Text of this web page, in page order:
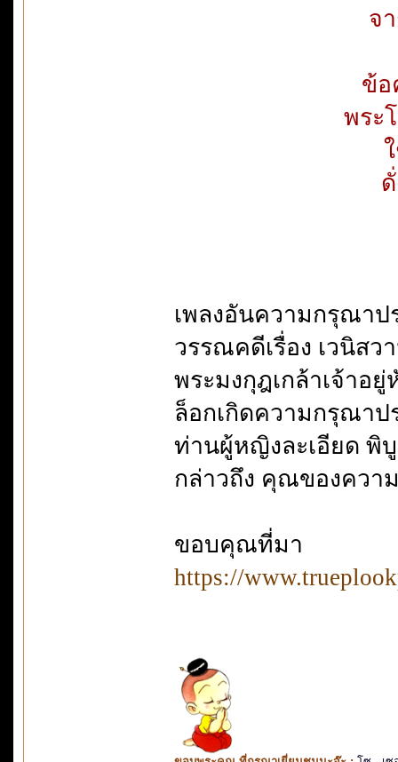
จ
ข้อ
พระ
เพลงอันความกรุณาป
วรรณคดีเรื่อง เวนิส
พระมงกุฎเกล้าเจ้าอ
ล็อกเกิดความกรุณาป
ท่านผู้หญิงละเอียด พิ
กล่าวถึง คุณของควา
ขอบคุณที่มา
https://